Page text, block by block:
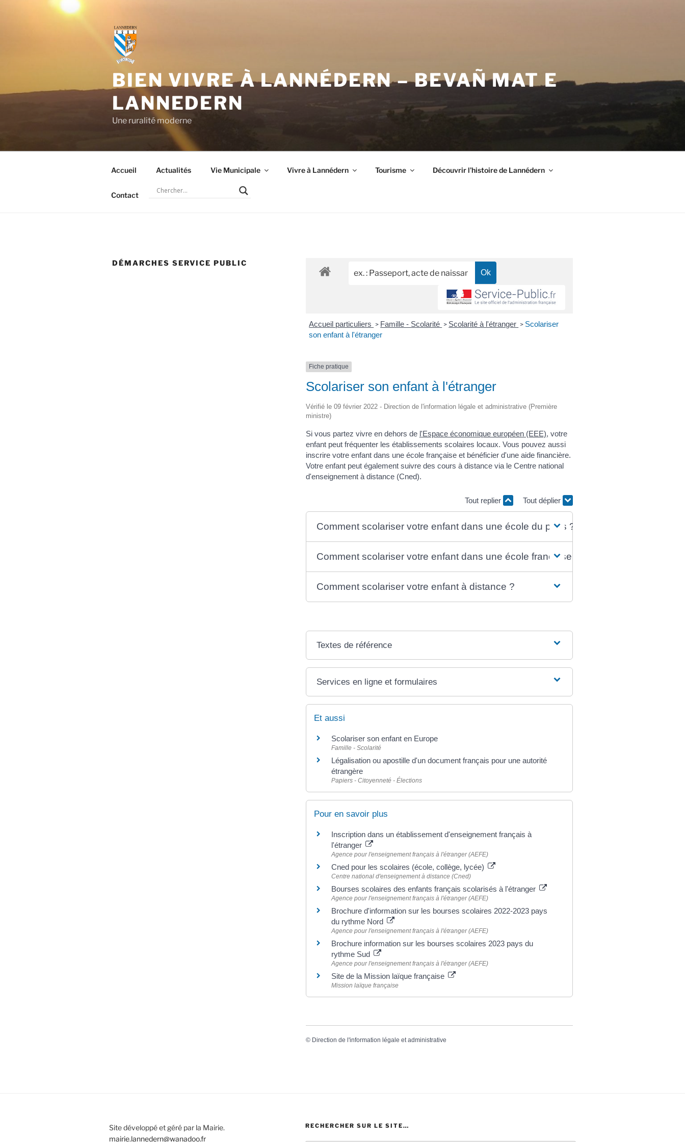
BIEN VIVRE À LANNÉDERN – BEVAÑ MAT E
LANNEDERN
Une ruralité moderne
Accueil Actualités Vie Municipale Vivre à Lannédern Tourisme Découvrir l’histoire de Lannédern
Contact
DÉMARCHES SERVICE PUBLIC
Accueil particuliers > Famille - Scolarité > Scolarité à l'étranger > Scolariser
son enfant à l'étranger
Fiche pratique
Scolariser son enfant à l'étranger
Vérifié le 09 février 2022 - Direction de l'information légale et administrative (Première
ministre)
Si vous partez vivre en dehors de l'Espace économique européen (EEE), votre
enfant peut fréquenter les établissements scolaires locaux. Vous pouvez aussi
inscrire votre enfant dans une école française et bénéficier d'une aide financière.
Votre enfant peut également suivre des cours à distance via le Centre national
d'enseignement à distance (Cned).
Tout replier Tout déplier
Comment scolariser votre enfant dans une école du pays ?
Comment scolariser votre enfant dans une école française ?
Comment scolariser votre enfant à distance ?
Textes de référence
Services en ligne et formulaires
Et aussi
Scolariser son enfant en Europe
Famille - Scolarité
Légalisation ou apostille d'un document français pour une autorité
étrangère
Papiers - Citoyenneté - Élections
Pour en savoir plus
Inscription dans un établissement d'enseignement français à
l'étranger
Agence pour l'enseignement français à l'étranger (AEFE)
Cned pour les scolaires (école, collège, lycée)
Centre national d'enseignement à distance (Cned)
Bourses scolaires des enfants français scolarisés à l'étranger
Agence pour l'enseignement français à l'étranger (AEFE)
Brochure d'information sur les bourses scolaires 2022-2023 pays
du rythme Nord
Agence pour l'enseignement français à l'étranger (AEFE)
Brochure information sur les bourses scolaires 2023 pays du
rythme Sud
Agence pour l'enseignement français à l'étranger (AEFE)
Site de la Mission laïque française
Mission laïque française
© Direction de l'information légale et administrative
Site développé et géré par la Mairie.
mairie.lannedern@wanadoo.fr
RECHERCHER SUR LE SITE…